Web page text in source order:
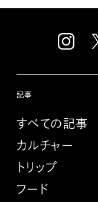
記事
すべての記事
カルチャー
トリップ
フード